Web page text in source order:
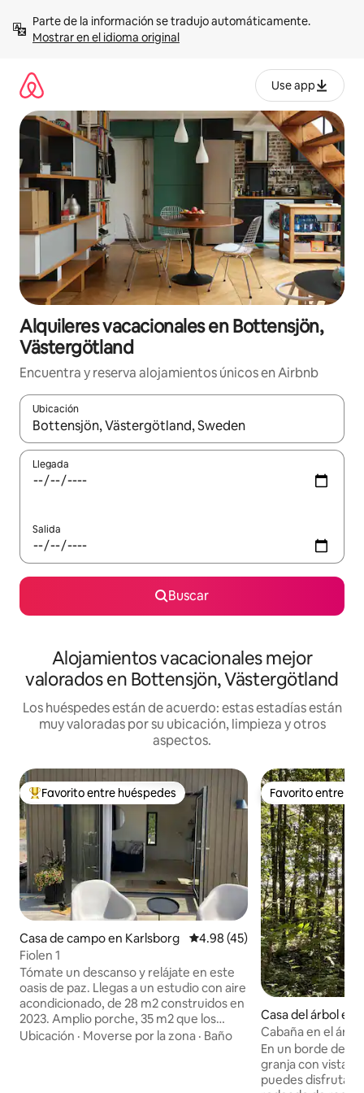
contenidoMostrar en el idioma original
Use app
Alquileres vacacionales en Bottensjön,
Västergötland
Encuentra y reserva alojamientos únicos en Airbnb
Ubicación
Cuando los resultados estén disponibles, navega con las
Llegada
Salida
Buscar
Alojamientos vacacionales mejor
valorados en Bottensjön, Västergötland
Los huéspedes están de acuerdo: estas estadías están
muy valoradas por su ubicación, limpieza y otros
aspectos.
Favorito entre huéspedes preferido
Favorito entre huéspedes
Casa de campo en Karlsborg Calificación promedio: 4.98 de
4.98 (45)
Fiolen 1
Tómate un descanso y relájate en este
oasis de paz. Llegas a un estudio con aire
acondicionado, de 28 m2 construidos en
2023. Amplio porche, 35 m2 que los
huéspedes tienen a su disposición.
Ubicación · Moverse por la zona · Baño
Favorito entre
Favorito entre
Casa del árbol en
Cabaña en el
En un borde del
granja con vistas
puedes disfrutar